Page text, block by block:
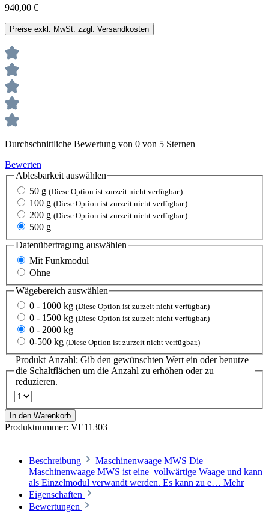
940,00 €
Preise exkl. MwSt. zzgl. Versandkosten
Durchschnittliche Bewertung von 0 von 5 Sternen
Bewerten
Ablesbarkeitauswählen
50 g (Diese Option ist zurzeit nicht verfügbar.)
100 g (Diese Option ist zurzeit nicht verfügbar.)
200 g (Diese Option ist zurzeit nicht verfügbar.)
500 g
Datenübertragung auswählen
Mit Funkmodul
Ohne
Wägebereich auswählen
0 - 1000 kg (Diese Option ist zurzeit nicht verfügbar.)
0 - 1500 kg (Diese Option ist zurzeit nicht verfügbar.)
0 - 2000 kg
0-500 kg (Diese Option ist zurzeit nicht verfügbar.)
Produkt Anzahl: Gib den gewünschten Wert ein oder benutze
die Schaltflächen um die Anzahl zu erhöhen oder zu
reduzieren.
In den Warenkorb
Produktnummer: VE11303
Beschreibung
Maschinenwaage MWS Die
Maschinenwaage MWS ist eine vollwärtige Waage und kann
als Einzelmodul verwandt werden. Es kann zu e… Mehr
Eigenschaften
Bewertungen